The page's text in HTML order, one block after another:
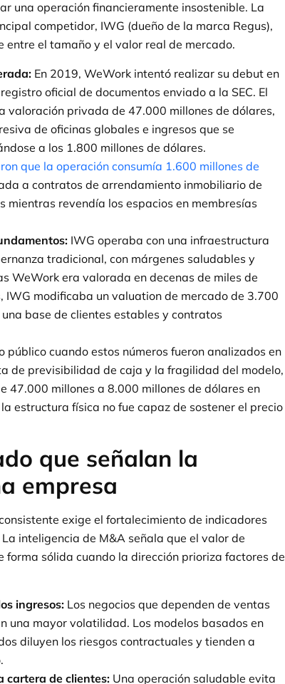
una operación financieramente insostenible. La
competidor, IWG (dueño de la marca Regus),
el tamaño y el valor real de mercado.
En 2019, WeWork intentó realizar su debut en
oficial de documentos enviado a la SEC. El
valoración privada de 47.000 millones de dólares,
de oficinas globales e ingresos que se
a los 1.800 millones de dólares.
que la operación consumía 1.600 millones de
a contratos de arrendamiento inmobiliario de
mientras revendía los espacios en membresías
IWG operaba con una infraestructura
tradicional, con márgenes saludables y
WeWork era valorada en decenas de miles de
IWG modificaba un valuation de mercado de 3.700
base de clientes estables y contratos
público cuando estos números fueron analizados en
de previsibilidad de caja y la fragilidad del modelo,
47.000 millones a 8.000 millones de dólares en
estructura física no fue capaz de sostener el precio
que señalan la
empresa
exige el fortalecimiento de indicadores
inteligencia de M&A señala que el valor de
forma sólida cuando la dirección prioriza factores de
ingresos: Los negocios que dependen de ventas
una mayor volatilidad. Los modelos basados en
diluyen los riesgos contractuales y tienden a
cartera de clientes: Una operación saludable evita